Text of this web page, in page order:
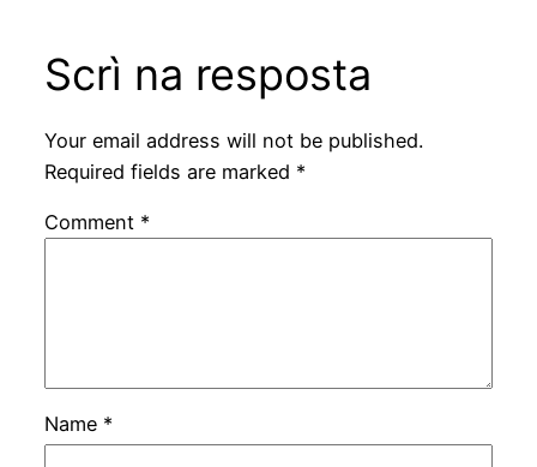
Scrì na resposta
Your email address will not be published.
Required fields are marked *
Comment *
Name *